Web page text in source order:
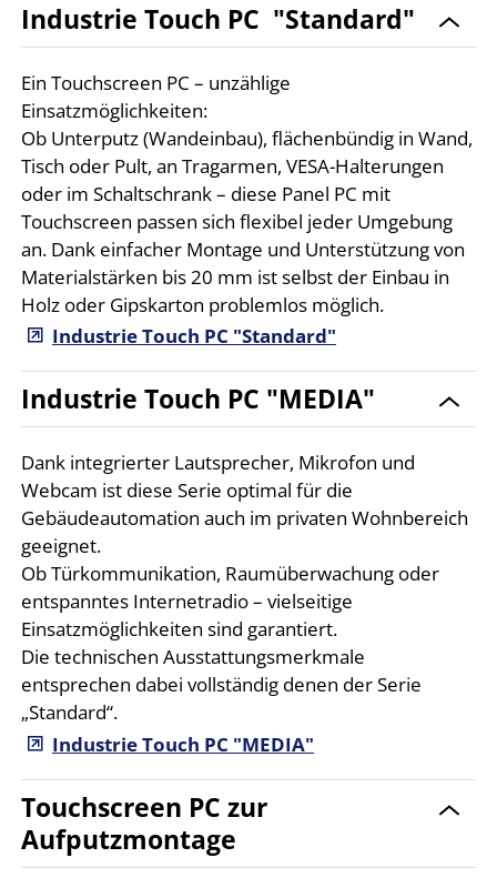
Industrie Touch PC "Standard"
Ein Touchscreen PC – unzählige
Einsatzmöglichkeiten:
Ob Unterputz (Wandeinbau), flächenbündig in Wand,
Tisch oder Pult, an Tragarmen, VESA-Halterungen
oder im Schaltschrank – diese Panel PC mit
Touchscreen passen sich flexibel jeder Umgebung
an. Dank einfacher Montage und Unterstützung von
Materialstärken bis 20 mm ist selbst der Einbau in
Holz oder Gipskarton problemlos möglich.
Industrie Touch PC "Standard"
Industrie Touch PC "MEDIA"
Dank integrierter Lautsprecher, Mikrofon und
Webcam ist diese Serie optimal für die
Gebäudeautomation auch im privaten Wohnbereich
geeignet.
Ob Türkommunikation, Raumüberwachung oder
entspanntes Internetradio – vielseitige
Einsatzmöglichkeiten sind garantiert.
Die technischen Ausstattungsmerkmale
entsprechen dabei vollständig denen der Serie
„Standard“.
Industrie Touch PC "MEDIA"
Touchscreen PC zur
Aufputzmontage